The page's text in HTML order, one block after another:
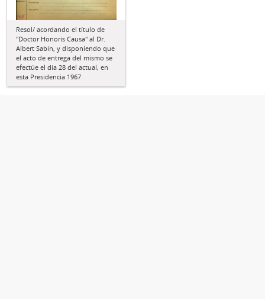
Resol/ acordando el título de
"Doctor Honoris Causa" al Dr.
Albert Sabin, y disponiendo que
el acto de entrega del mismo se
efectúe el día 28 del actual, en
esta Presidencia 1967